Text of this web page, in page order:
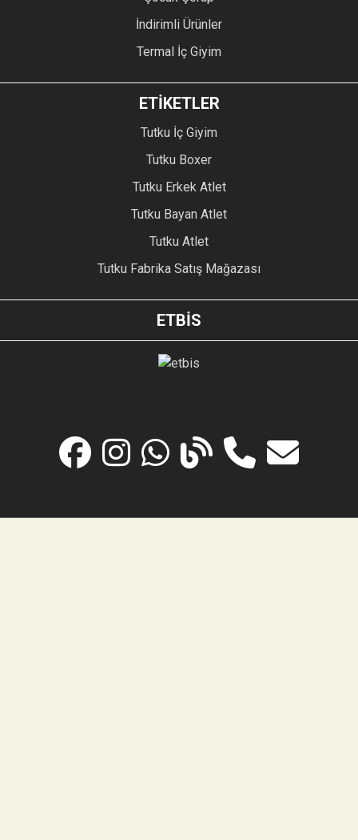
İndirimli Ürünler
Termal İç Giyim
ETİKETLER
Tutku İç Giyim
Tutku Boxer
Tutku Erkek Atlet
Tutku Bayan Atlet
Tutku Atlet
Tutku Fabrika Satış Mağazası
ETBİS